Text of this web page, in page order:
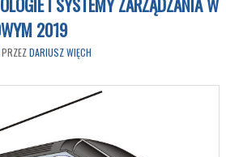
2019
PRZEZDARIUSZ WIĘCH